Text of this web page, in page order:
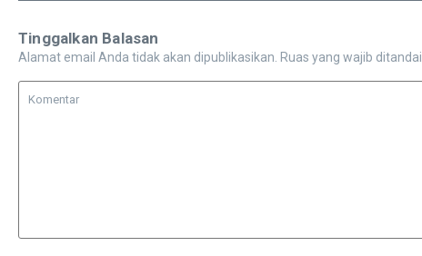
Tinggalkan Balasan
Alamat email Anda tidak akan dipublikasikan. Ruas yang wajib ditandai